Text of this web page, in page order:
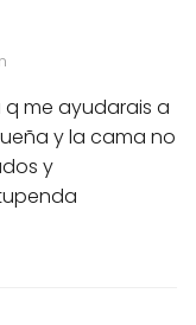
me ayudarais a
y la cama no
y